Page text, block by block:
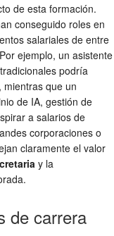
de esta formación.
conseguido roles en
salariales de entre
ejemplo, un asistente
podría
que un
de IA, gestión de
a salarios de
corporaciones o
claramente el valor
y la
de carrera